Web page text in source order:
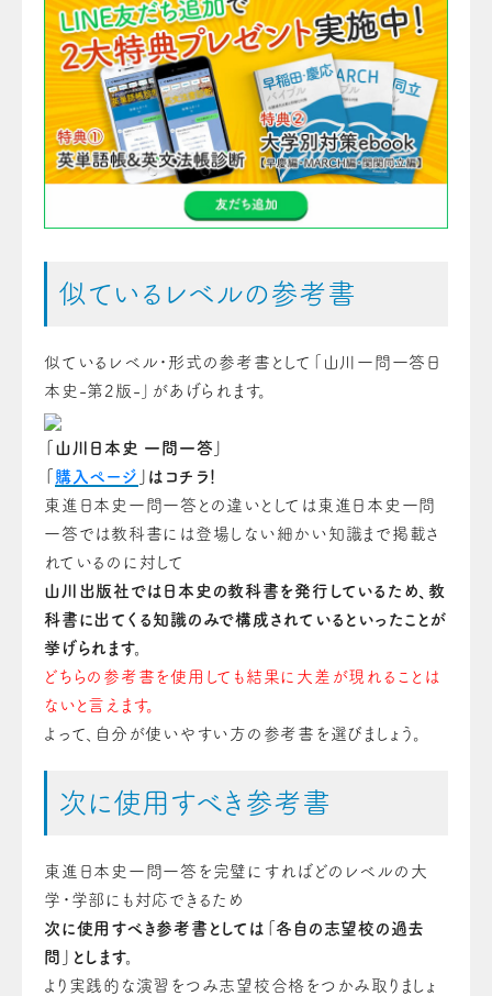
似ているレベルの参考書
似ているレベル・形式の参考書として「
山川一問一答日
本史-第2版- 」があげられます。
「山川日本史 一問一答」
購入ページ 」はコチラ！
東進日本史一問一答との違いとしては東進日本史一問
一答では教科書には登場しない細かい知識まで掲載さ
れているのに対して
山川出版社では日本史の教科書を発行しているため、教
科書に出てくる知識のみで構成されているといったことが
挙げられます。
どちらの参考書を使用しても結果に大差が現れることは
ないと言えます。
よって、自分が使いやすい方の参考書を選びましょう。
次に使用すべき参考書
東進日本史一問一答を完璧にすればどのレベルの大
学・学部にも対応できるため
次に使用すべき参考書としては「各自の志望校の過去
問」とします。
より実践的な演習をつみ志望校合格をつかみ取りましょ